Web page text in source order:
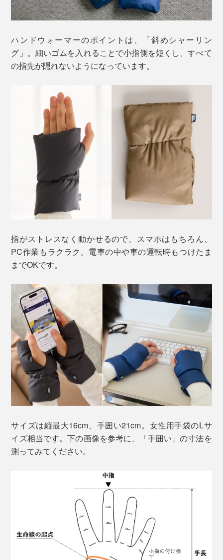
ハンドウォーマーのポイントは、「斜めシャーリン
グ」。細いゴムを入れることで小指側を短くし、すべて
の指先が隠れないようになっています。
指がストレスなく動かせるので、スマホはもちろん、
PC作業もラクラク。電車の中や車の運転時もつけたま
までOKです。
サイズは縦最大16cm、手囲い21cm。女性用手袋のLサ
イズ相当です。下の画像を参考に、「手囲い」の寸法を
測ってみてください。